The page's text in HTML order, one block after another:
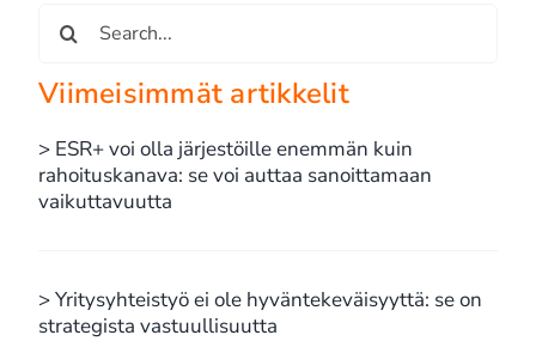
Etsi
Viimeisimmät artikkelit
> ESR+ voi olla järjestöille enemmän kuin
rahoituskanava: se voi auttaa sanoittamaan
vaikuttavuutta
> Yritysyhteistyö ei ole hyväntekeväisyyttä: se on
strategista vastuullisuutta